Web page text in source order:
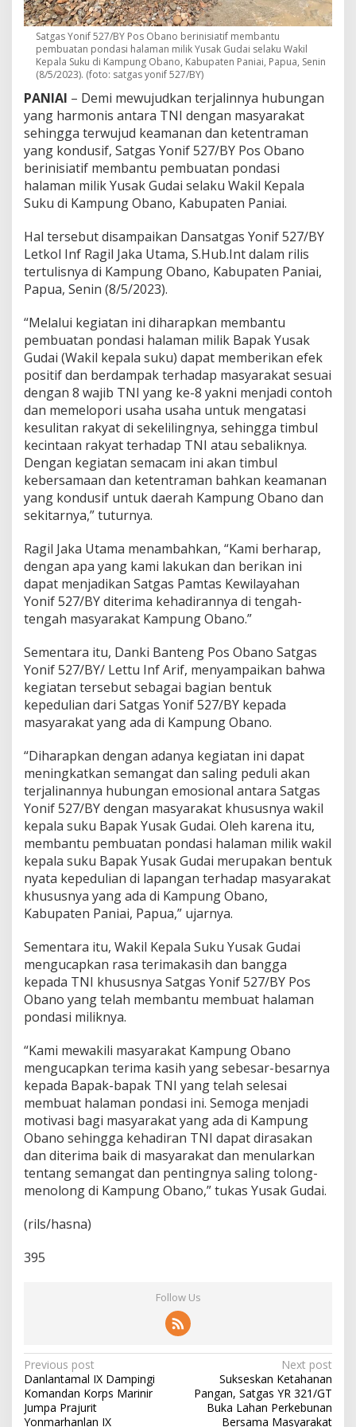
a
m
a
n
R
u
m
h
W
a
k
i
l
K
p
a
l
a
S
k
u
d
i
O
b
a
n
P
a
n
a
i
Satgas Yonif 527/BY Pos Obano berinisiatif membantu
pembuatan pondasi halaman milik Yusak Gudai selaku Wakil
Kepala Suku di Kampung Obano, Kabupaten Paniai, Papua, Senin
(8/5/2023). (foto: satgas yonif 527/BY)
PANIAI – Demi mewujudkan terjalinnya hubungan
yang harmonis antara TNI dengan masyarakat
sehingga terwujud keamanan dan ketentraman
yang kondusif, Satgas Yonif 527/BY Pos Obano
berinisiatif membantu pembuatan pondasi
halaman milik Yusak Gudai selaku Wakil Kepala
Suku di Kampung Obano, Kabupaten Paniai.
Hal tersebut disampaikan Dansatgas Yonif 527/BY
Letkol Inf Ragil Jaka Utama, S.Hub.Int dalam rilis
tertulisnya di Kampung Obano, Kabupaten Paniai,
Papua, Senin (8/5/2023).
“Melalui kegiatan ini diharapkan membantu
pembuatan pondasi halaman milik Bapak Yusak
Gudai (Wakil kepala suku) dapat memberikan efek
positif dan berdampak terhadap masyarakat sesuai
dengan 8 wajib TNI yang ke-8 yakni menjadi contoh
dan memelopori usaha usaha untuk mengatasi
kesulitan rakyat di sekelilingnya, sehingga timbul
kecintaan rakyat terhadap TNI atau sebaliknya.
Dengan kegiatan semacam ini akan timbul
kebersamaan dan ketentraman bahkan keamanan
yang kondusif untuk daerah Kampung Obano dan
sekitarnya,” tuturnya.
Ragil Jaka Utama menambahkan, “Kami berharap,
dengan apa yang kami lakukan dan berikan ini
dapat menjadikan Satgas Pamtas Kewilayahan
Yonif 527/BY diterima kehadirannya di tengah-
tengah masyarakat Kampung Obano.”
Sementara itu, Danki Banteng Pos Obano Satgas
Yonif 527/BY/ Lettu Inf Arif, menyampaikan bahwa
kegiatan tersebut sebagai bagian bentuk
kepedulian dari Satgas Yonif 527/BY kepada
masyarakat yang ada di Kampung Obano.
“Diharapkan dengan adanya kegiatan ini dapat
meningkatkan semangat dan saling peduli akan
terjalinannya hubungan emosional antara Satgas
Yonif 527/BY dengan masyarakat khususnya wakil
kepala suku Bapak Yusak Gudai. Oleh karena itu,
membantu pembuatan pondasi halaman milik wakil
kepala suku Bapak Yusak Gudai merupakan bentuk
nyata kepedulian di lapangan terhadap masyarakat
khususnya yang ada di Kampung Obano,
Kabupaten Paniai, Papua,” ujarnya.
Sementara itu, Wakil Kepala Suku Yusak Gudai
mengucapkan rasa terimakasih dan bangga
kepada TNI khususnya Satgas Yonif 527/BY Pos
Obano yang telah membantu membuat halaman
pondasi miliknya.
“Kami mewakili masyarakat Kampung Obano
mengucapkan terima kasih yang sebesar-besarnya
kepada Bapak-bapak TNI yang telah selesai
membuat halaman pondasi ini. Semoga menjadi
motivasi bagi masyarakat yang ada di Kampung
Obano sehingga kehadiran TNI dapat dirasakan
dan diterima baik di masyarakat dan menularkan
tentang semangat dan pentingnya saling tolong-
menolong di Kampung Obano,” tukas Yusak Gudai.
(rils/hasna)
395
Follow Us
P
o
s
Previous post
Danlantamal IX Dampingi
Komandan Korps Marinir
Jumpa Prajurit
Yonmarhanlan IX
Next post
Sukseskan Ketahanan
Pangan, Satgas YR 321/GT
Buka Lahan Perkebunan
Bersama Masyarakat